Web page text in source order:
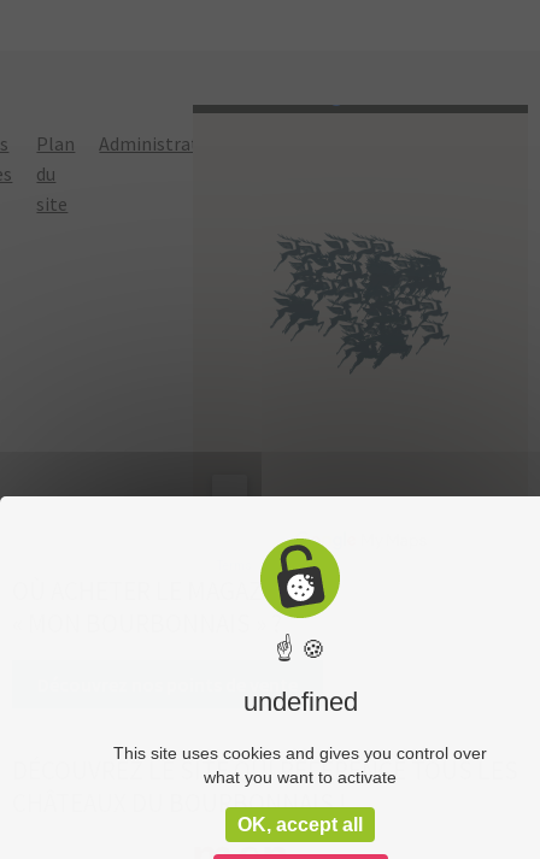
ancien
OÙ ACHETER LE MAGAZINE
« MON BOURBONNAIS » ?
DÉCOUVREZ LE SITE QUI RÉFÉRENCE TOUS LES
CHÂTEAUX DU BOURBONNAIS !
Plan
du
site
Administration
☝ 🍪
undefined
This site uses cookies and gives you control over
what you want to activate
OK, accept all